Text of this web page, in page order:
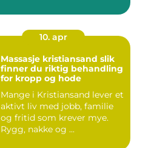
10. apr
Massasje kristiansand slik
finner du riktig behandling
for kropp og hode
Mange i Kristiansand lever et
aktivt liv med jobb, familie
og fritid som krever mye.
Rygg, nakke og ...